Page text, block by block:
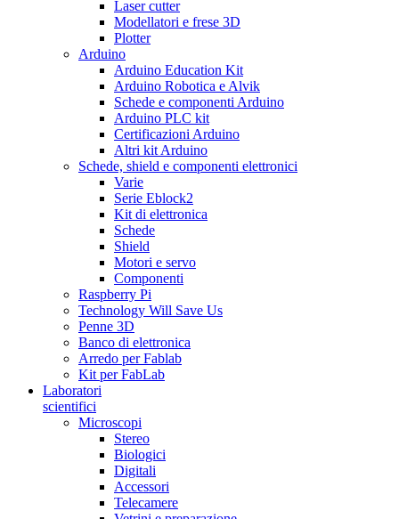
Laser cutter
Modellatori e frese 3D
Plotter
Arduino
Arduino Education Kit
Arduino Robotica e Alvik
Schede e componenti Arduino
Arduino PLC kit
Certificazioni Arduino
Altri kit Arduino
Schede, shield e componenti elettronici
Varie
Serie Eblock2
Kit di elettronica
Schede
Shield
Motori e servo
Componenti
Raspberry Pi
Technology Will Save Us
Penne 3D
Banco di elettronica
Arredo per Fablab
Kit per FabLab
Laboratori
scientifici
Microscopi
Stereo
Biologici
Digitali
Accessori
Telecamere